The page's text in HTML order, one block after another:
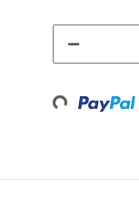
Loading...